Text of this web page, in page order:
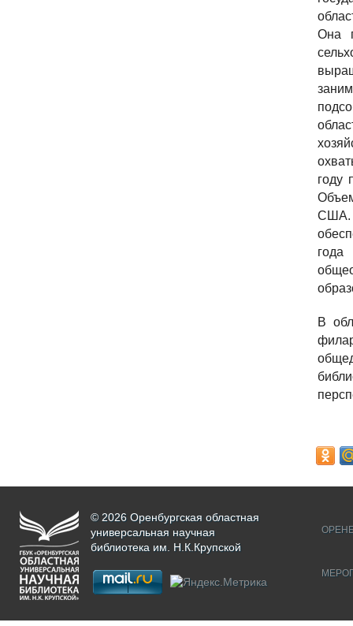
Она
году
США.
В
© 2026 Оренбургская областная
универсальная научная
библиотека им. Н.К.Крупской